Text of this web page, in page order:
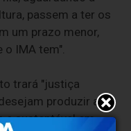
passem a ter os
um prazo menor,
o IMA tem".
trará "justiça
produzir a
e sustentável em